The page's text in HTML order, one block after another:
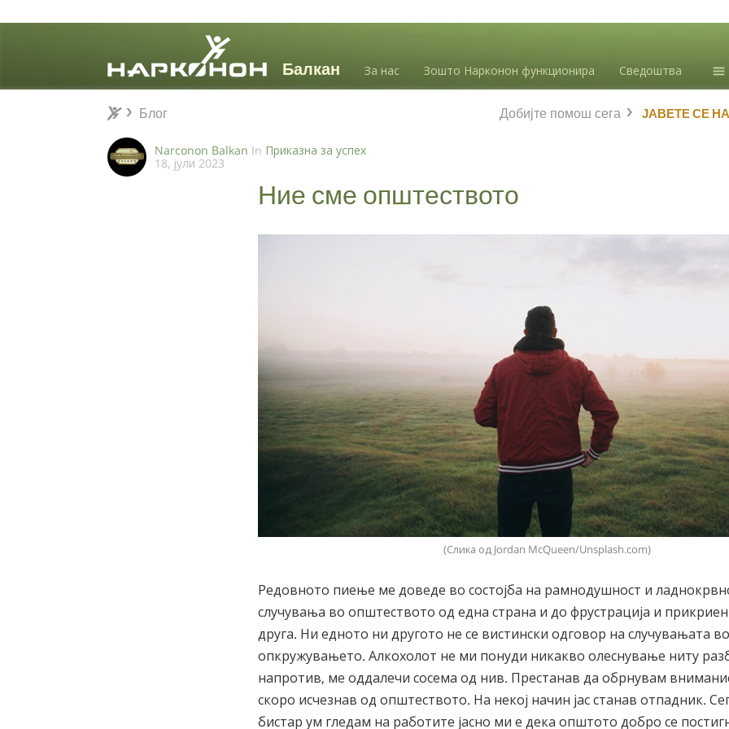
За нас Зошто Нарконон функционира Сведоштва
⨯ ЈАВЕТЕ СЕ НА
Добијте помош сега
Блог
Narconon Balkan In Приказна за успех
18, јули 2023
Ние сме општеството
(Слика од Jordan McQueen/Unsplash.com)
Редовното пиење ме доведе во состојба на рамнодушност и
случувања во општеството од една страна и до фрустрација и
друга. Ни едното ни другото не се вистински одговор на случувањата во
опкружувањето. Алкохолот не ми понуди никакво олеснување ниту
напротив, ме оддалечи сосема од нив. Престанав да обрнувам
скоро исчезнав од општеството. На некој начин јас станав отпадник.
бистар ум гледам на работите јасно ми е дека општото добро се
Блог